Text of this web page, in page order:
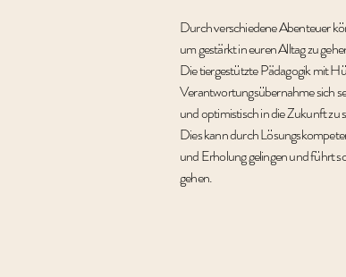
Durch verschiedene Abenteuer
um gestärkt in euren Alltag zu
Die tiergestützte Pädagogik mit
Verantwortungsübernahme sich
und optimistisch in die Zukunft zu
Dies kann durch
und Erholung gelingen und führt
gehen.